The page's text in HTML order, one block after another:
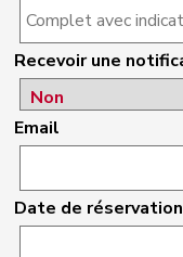
Recevoir une
Email
Date de réservation